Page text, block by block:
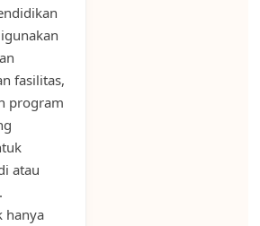
fasilitas,
program
atau
hanya